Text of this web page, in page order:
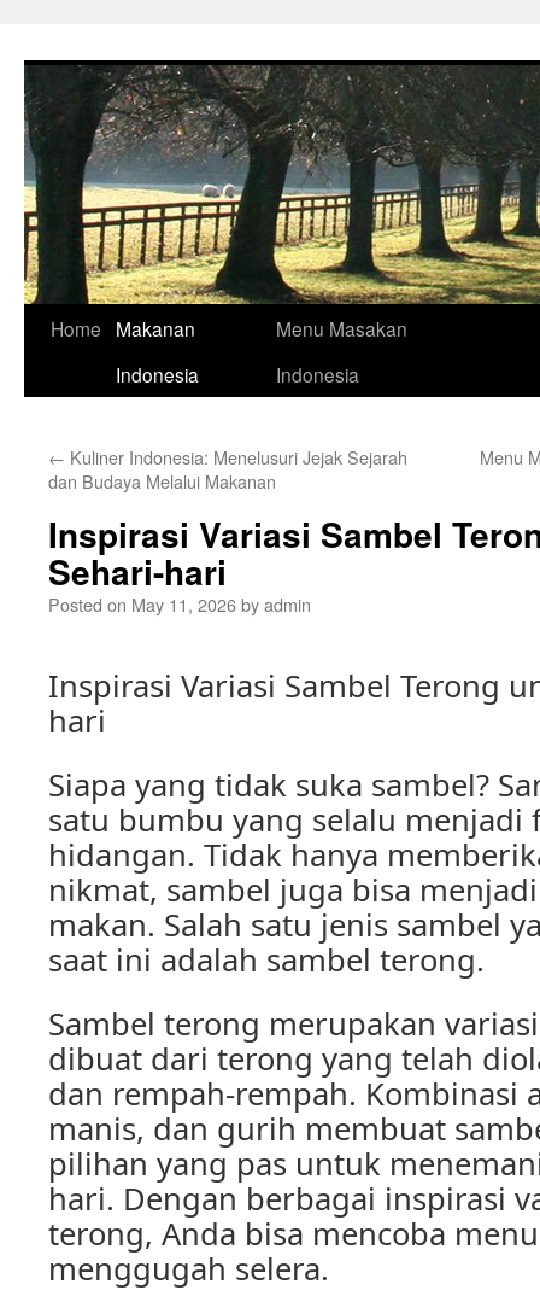
Home
Makanan
Indonesia
Menu Masakan
Indonesia
← Kuliner Indonesia: Menelusuri Jejak Sejarah
dan Budaya Melalui Makanan
Menu
Inspirasi Variasi Sambel
Sehari-hari
Posted on May 11, 2026byadmin
Inspirasi Variasi Sambel Terong
hari
Siapa yang tidak suka sambel?
satu bumbu yang selalu menjadi
hidangan. Tidak hanya
nikmat, sambel juga bisa
makan. Salah satu jenis sambel
saat ini adalah sambel terong.
Sambel terong merupakan
dibuat dari terong yang telah
dan rempah-rempah. Kombinasi
manis, dan gurih membuat
pilihan yang pas untuk
hari. Dengan berbagai inspirasi
terong, Anda bisa mencoba
menggugah selera.